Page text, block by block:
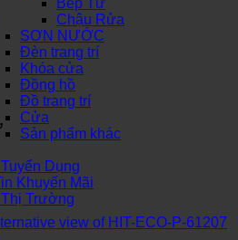
Bếp Từ
Chậu Rửa
SƠN NƯỚC
Đèn trang trí
Khóa cửa
Đồng hồ
Đồ trang trí
Cửa
Sản phẩm khác
Dụng
Khuyến Mãi
Trường